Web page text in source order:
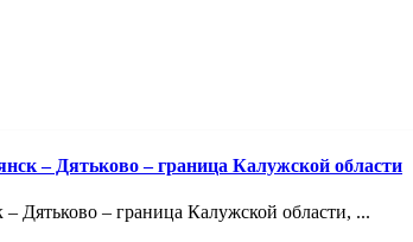
– Дятьково – граница Калужской области
Дятьково – граница Калужской области, ...